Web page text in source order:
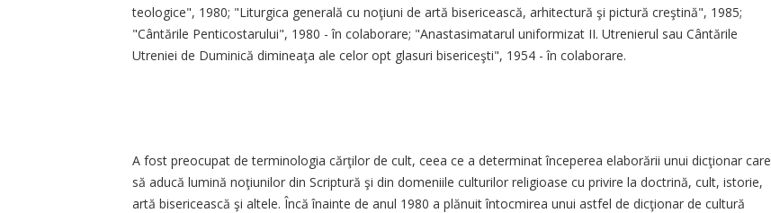
teologice", 1980; "Liturgica generală cu noţiuni de artă bisericească, arhitectură şi pictură creştină", 1985;
"Cântările Penticostarului", 1980 - în colaborare; "Anastasimatarul uniformizat II. Utrenierul sau Cântările
Utreniei de Duminică dimineaţa ale celor opt glasuri bisericeşti", 1954 - în colaborare.
A fost preocupat de terminologia cărţilor de cult, ceea ce a determinat începerea elaborării unui dicţionar care
să aducă lumină noţiunilor din Scriptură şi din domeniile culturilor religioase cu privire la doctrină, cult, istorie,
artă bisericească şi altele. Încă înainte de anul 1980 a plănuit întocmirea unui astfel de dicţionar de cultură